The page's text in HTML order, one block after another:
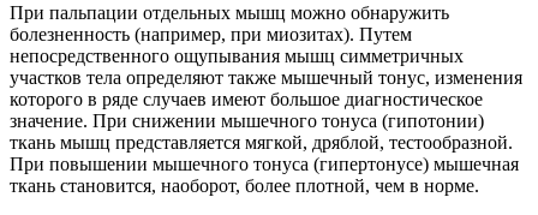
При пальпации отдельных мышц можно обнаружить
болезненность (например, при миозитах). Путем
непосредственного ощупывания мышц симметричных
участков тела определяют также мышечный тонус, изменения
которого в ряде случаев имеют большое диагностическое
значение. При снижении мышечного тонуса (гипотонии)
ткань мышц представляется мягкой, дряблой, тестообразной.
При повышении мышечного тонуса (гипертонусе) мышечная
ткань становится, наоборот, более плотной, чем в норме.